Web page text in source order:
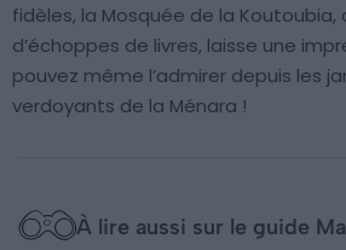
fidèles, la Mosquée de la
d’échoppes de livres, laisse une
pouvez même l’admirer depuis les
verdoyants de la Ménara !
À lire aussi sur le guide